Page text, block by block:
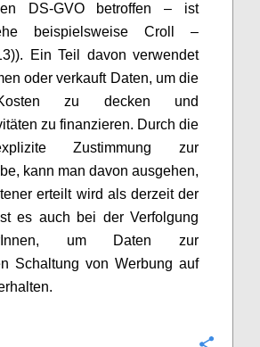
DS-GVO betroffen – ist
beispielsweise Croll –
Ein Teil davon verwendet
oder verkauft Daten, um die
zu decken und
zu finanzieren. Durch die
Zustimmung zur
kann man davon ausgehen,
erteilt wird als derzeit der
es auch bei der Verfolgung
um Daten zur
Schaltung von Werbung auf